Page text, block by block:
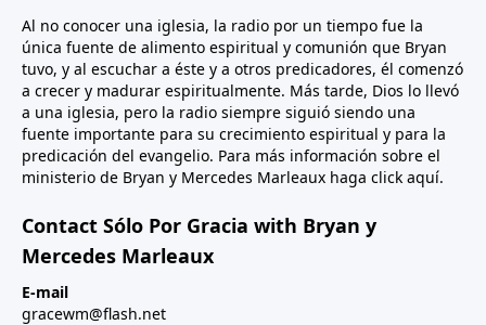
Al no conocer una iglesia, la radio por un tiempo fue la
única fuente de alimento espiritual y comunión que Bryan
tuvo, y al escuchar a éste y a otros predicadores, él comenzó
a crecer y madurar espiritualmente. Más tarde, Dios lo llevó
a una iglesia, pero la radio siempre siguió siendo una
fuente importante para su crecimiento espiritual y para la
predicación del evangelio. Para más información sobre el
ministerio de Bryan y Mercedes Marleaux haga click aquí.
Contact Sólo Por Gracia with Bryan y
Mercedes Marleaux
E-mail
gracewm@flash.net